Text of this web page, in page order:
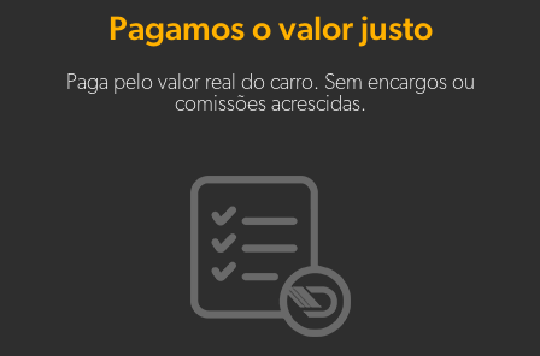
Pagamos o valor justo
Paga pelo valor real do carro. Sem encargos ou
comissões acrescidas.